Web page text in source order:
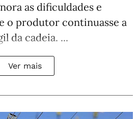
as dificuldades e
o produtor continuasse a
da cadeia. ...
Ver mais